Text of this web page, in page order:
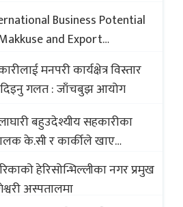
Business Potential
and Export
of Nepali Sweets
Global Comparison to
मनपरी कार्यक्षेत्र विस्तार
दिइनु गलत : जाँचबुझ आयोग
बहुउदेश्यीय सहकारीका
के.सी र कार्कीले खाए
करोडौं बचत
हेरिसोन्भिल्लीका नगर प्रमुख
अस्पतालमा